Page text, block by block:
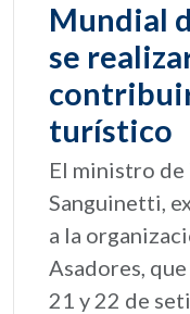
Mundial
se
turístico
El ministro de
Sanguinetti,
a la
Asadores,
21 y 22 de